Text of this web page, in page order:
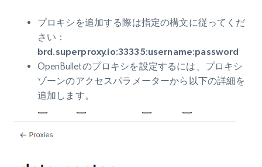
プロキシを追加する際は指定の構文に従ってくだ
さい：
brd.superproxy.io:33335:username:password
OpenBulletのプロキシを設定するには、プロキシ
ゾーンのアクセスパラメーターから以下の詳細を
追加します。